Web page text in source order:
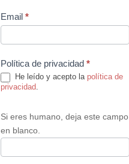
Email *
Política de privacidad *
He leído y acepto la política de
privacidad.
Si eres humano, deja este campo
en blanco.